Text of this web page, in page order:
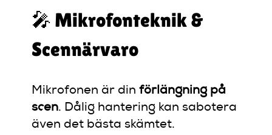
🎤 Mikrofonteknik &
Scennärvaro
Mikrofonen är dinförlängning på
scen. Dålig hantering kan sabotera
även det bästa skämtet.